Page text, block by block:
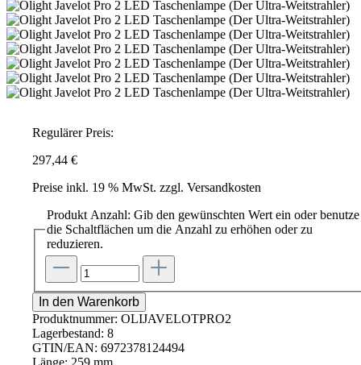
Regulärer Preis:
297,44 €
Preise inkl. 19 % MwSt. zzgl. Versandkosten
Produkt Anzahl: Gib den gewünschten Wert ein oder benutze
die Schaltflächen um die Anzahl zu erhöhen oder zu
reduzieren.
In den Warenkorb
Produktnummer: OLIJAVELOTPRO2
Lagerbestand: 8
GTIN/EAN: 6972378124494